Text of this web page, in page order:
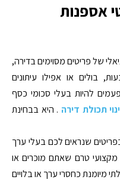
אספנות
של פריטים מסוימים בדירה,
בולים או אפילו עיתונים
להיות בעלי סכומי כסף
תכולת דירה . היא בבחינת
שנראים לכם בעלי ערך
מקצועי טרם שאתם מוכרים או
מיומנת כחסרי ערך או בלויים